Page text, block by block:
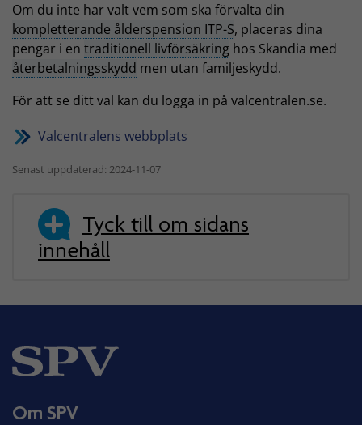
Om du inte har valt vem som ska förvalta din
kompletterande ålderspension ITP-S, placeras dina
pengar i en traditionell livförsäkring hos Skandia med
återbetalningsskydd men utan familjeskydd.
För att se ditt val kan du logga in på valcentralen.se.
Valcentralens webbplats
Senast uppdaterad: 2024-11-07
Tyck till om sidans
innehåll
Om SPV